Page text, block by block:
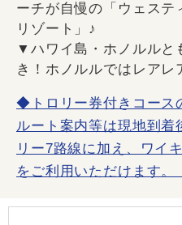
ーチが自慢の「ウェステ
リゾート」♪
▼ハワイ島・ホノルルと
き！ホノルルではレアレ
◆トロリー券付きコー
ルート案内等は現地到着
リー7路線に加え、ワイ
をご利用いただけます。